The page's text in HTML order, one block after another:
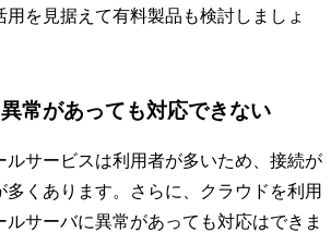
を見据えて有料製品も検討しましょ
常があっても対応できない
ルサービスは利用者が多いため、接続が
多くあります。さらに、クラウドを利用
ルサーバに異常があっても対応はできま